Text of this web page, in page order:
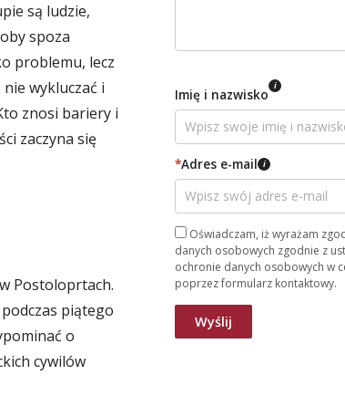
są ludzie,
spoza
problemu, lecz
wykluczać i
znosi bariery i
zaczyna się
Postoloprtach.
piątego
o
cywilów
Imię i nazwisko i
*Adres e-mail i
Oświadczam, iż wyrażam
danych osobowych zgodnie z
ochronie danych osobowych w
poprzez formularz kontaktowy.